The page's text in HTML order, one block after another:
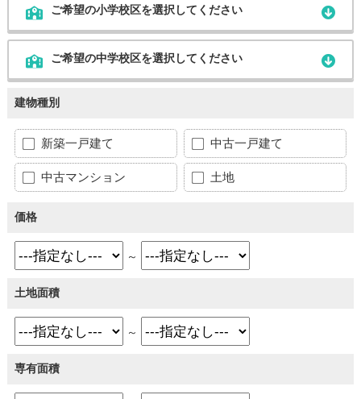
ご希望の小学校区を選択してください
ご希望の中学校区を選択してください
建物種別
新築一戸建て 中古一戸建て
中古マンション 土地
価格
～
土地面積
～
専有面積